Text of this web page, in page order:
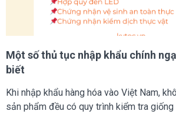
Một số thủ tục nhập khẩu chính
biết
Khi nhập khẩu hàng hóa vào Việt Nam,
sản phẩm đều có quy trình kiểm tra